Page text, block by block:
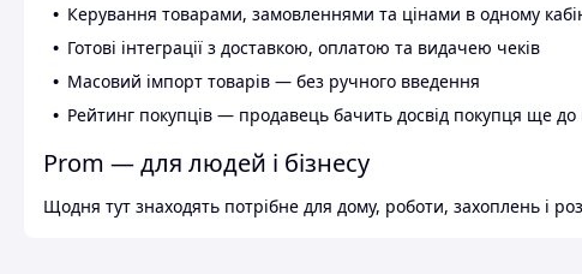
Керування товарами, замовленнями та цінами в одному
Готові інтеграції з доставкою, оплатою та видачею чеків
Масовий імпорт товарів — без ручного введення
Рейтинг покупців — продавець бачить досвід покупця ще
Prom — для людей і бізнесу
Щодня тут знаходять потрібне для дому, роботи, захоплень і